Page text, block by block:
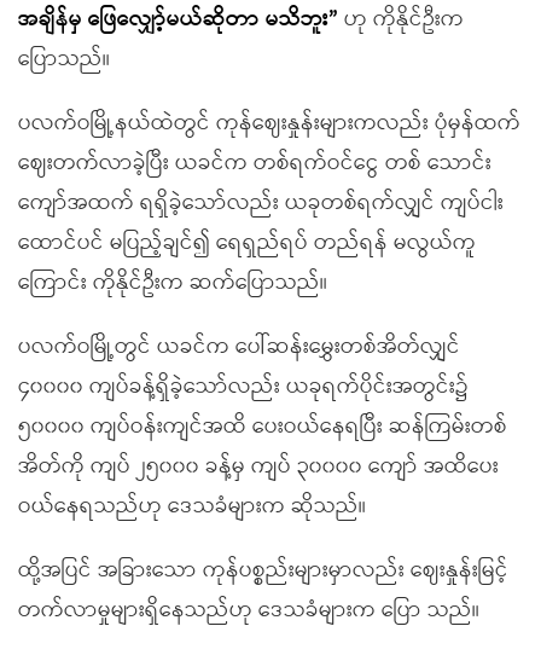
အချိန်မှ ဖြေလျှော့်မယ်ဆိုတာ မသိဘူး” ဟု ကိုနိုင်ဦးက
ပြောသည်။
ပလက်ဝမြို့နယ်ထဲတွင် ကုန်ဈေးနှုန်းများကလည်း ပုံမှန်ထက်
ဈေးတက်လာခဲ့ပြီး ယခင်က တစ်ရက်ဝင်ငွေ တစ် သောင်း
ကျော်အထက် ရရှိခဲ့သော်လည်း ယခုတစ်ရက်လျှင် ကျပ်ငါး
ထောင်ပင် မပြည့်ချင်၍ ရေရှည်ရပ် တည်ရန် မလွယ်ကူ
ကြောင်း ကိုနိုင်ဦးက ဆက်ပြောသည်။
ပလက်ဝမြို့တွင် ယခင်က ပေါ်ဆန်းမွှေးတစ်အိတ်လျှင်
၄၀၀၀၀ ကျပ်ခန့်ရှိခဲ့သော်လည်း ယခုရက်ပိုင်းအတွင်း၌
၅၀၀၀၀ ကျပ်ဝန်းကျင်အထိ ပေးဝယ်နေရပြီး ဆန်ကြမ်းတစ်
အိတ်ကို ကျပ် ၂၅၀၀၀ ခန့်မှ ကျပ် ၃၀၀၀၀ ကျော် အထိပေး
ဝယ်နေရသည်ဟု ဒေသခံများက ဆိုသည်။
ထို့အပြင် အခြားသော ကုန်ပစ္စည်းများမှာလည်း ဈေးနှုန်းမြင့်
တက်လာမှုများရှိနေသည်ဟု ဒေသခံများက ပြော သည်။